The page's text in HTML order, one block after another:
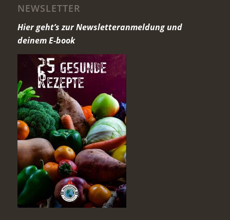
NEWSLETTER
Hier geht’s zur Newsletteranmeldung und
deinem E-book